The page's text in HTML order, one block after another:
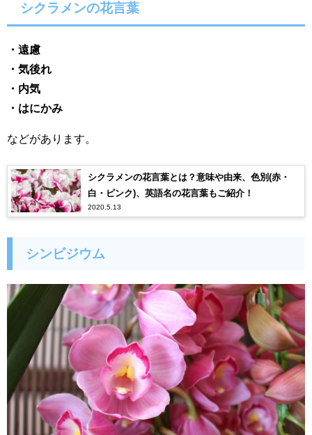
シクラメンの花言葉
・遠慮
・気後れ
・内気
・はにかみ
などがあります。
シクラメンの花言葉とは？意味や由来、色別(赤・
白・ピンク)、英語名の花言葉もご紹介！
2020.5.13
シンビジウム